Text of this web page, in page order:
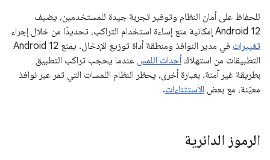
للحفاظ على أمان النظام وتوفير تجربة جيدة للمستخدمين، يضيف
Android 12 إمكانية منع إساءة استخدام التراكب، تحديدًا من خلال إجراء
تغييرات
في مدير النوافذ ومنطقة أداة توزيع الإدخال. يمنع Android 12
التطبيقات من استهلاك أحداث اللمس عندما يحجب تراكب التطبيق
بطريقة غير آمنة. بعبارة أخرى، يحظر النظام اللمسات التي تمر عبر نوافذ
معيّنة، مع بعض الاستثناءات.
الرموز الدائرية